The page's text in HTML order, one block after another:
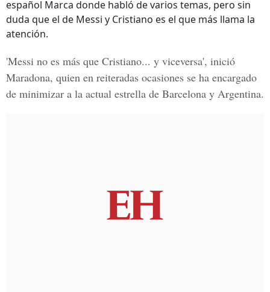
español Marca donde habló de varios temas, pero sin
duda que el de Messi y Cristiano es el que más llama la
atención.
'Messi no es más que Cristiano... y viceversa', inició
Maradona, quien en reiteradas ocasiones se ha encargado
de minimizar a la actual estrella de Barcelona y Argentina.